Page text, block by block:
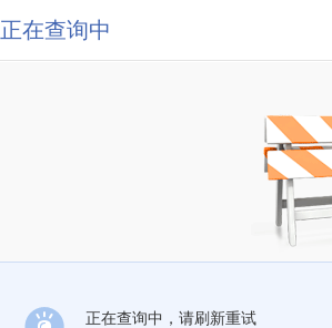
正在查询中
正在查询中，请刷新重试